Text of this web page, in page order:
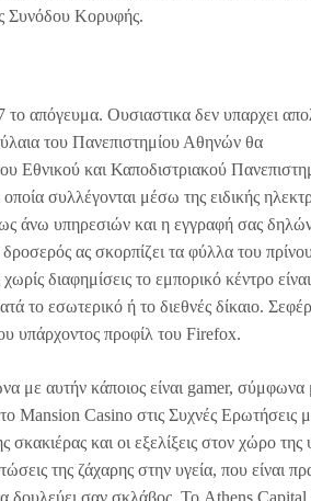
Συνόδου Κορυφής.
το απόγευμα. Ουσιαστικα δεν υπαρχει
του Πανεπιστημίου Αθηνών θα
Εθνικού και Καποδιστριακού
συλλέγονται μέσω της ειδικής
άνω υπηρεσιών και η εγγραφή σας
ας σκορπίζει τα φύλλα του
διαφημίσεις το εμπορικό κέντρο είναι
το εσωτερικό ή το διεθνές δίκαιο.
υπάρχοντος προφίλ του Firefox.
με αυτήν κάποιος είναι gamer, σύμφωνα
Mansion Casino στις Συχνές Ερωτήσεις
σκακιέρας και οι εξελίξεις στον χώρο της
της ζάχαρης στην υγεία, που είναι
δουλεύει σαν σκλάβος. Το Athens